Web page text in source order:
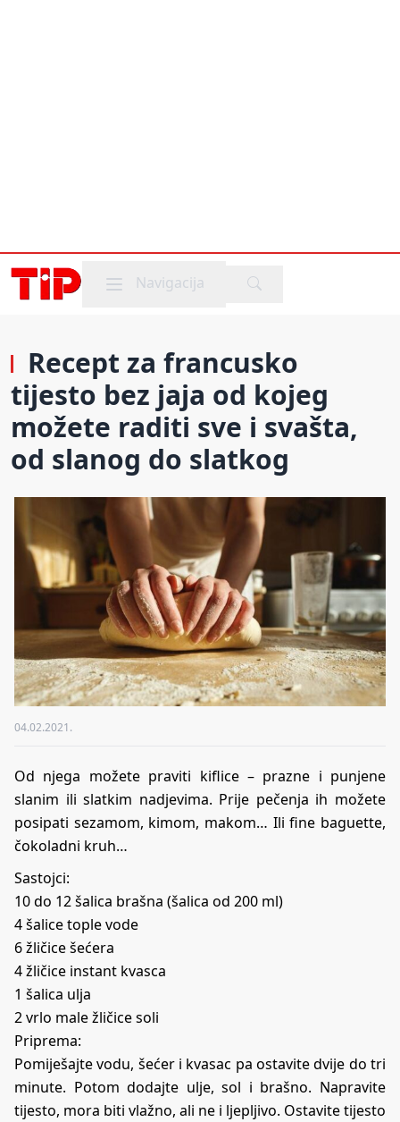
Mobile menu
Navigacija
Recept za francusko
tijesto bez jaja od kojeg
možete raditi sve i svašta,
od slanog do slatkog
04.02.2021.
Od njega možete praviti kiflice – prazne i punjene
slanim ili slatkim nadjevima. Prije pečenja ih možete
posipati sezamom, kimom, makom… Ili fine baguette,
čokoladni kruh…
Sastojci:
10 do 12 šalica brašna (šalica od 200 ml)
4 šalice tople vode
6 žličice šećera
4 žličice instant kvasca
1 šalica ulja
2 vrlo male žličice soli
Priprema:
Pomiješajte vodu, šećer i kvasac pa ostavite dvije do tri
minute. Potom dodajte ulje, sol i brašno. Napravite
tijesto, mora biti vlažno, ali ne i ljepljivo. Ostavite tijesto